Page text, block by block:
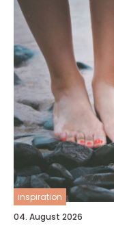
inspiration
04. August 2026